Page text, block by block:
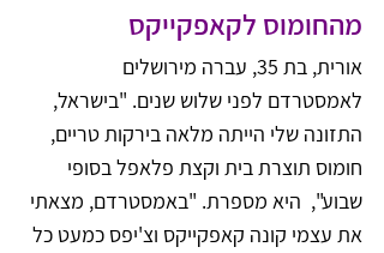
מהחומוס לקאפקייקס
אורית, בת 35, עברה מירושלים
לאמסטרדם לפני שלוש שנים. "בישראל,
התזונה שלי הייתה מלאה בירקות טריים,
חומוס תוצרת בית וקצת פלאפל בסופי
שבוע",  היא מספרת. "באמסטרדם, מצאתי
את עצמי קונה קאפקייקס וצ'יפס כמעט כל